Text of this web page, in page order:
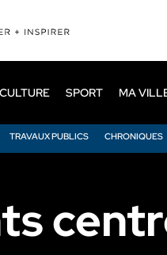
TRAVAUX PUBLICS CHRONIQUES
CULTURE SPORT MA